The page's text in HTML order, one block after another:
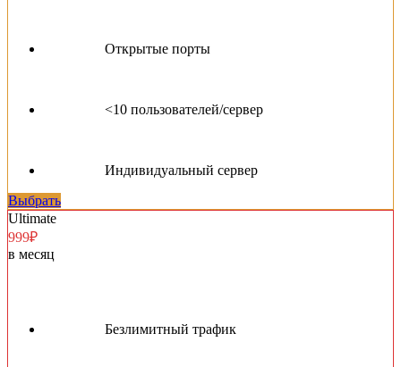
Открытые порты
<10 пользователей/сервер
Индивидуальный сервер
Выбрать
Ultimate
999₽
в месяц
Безлимитный трафик